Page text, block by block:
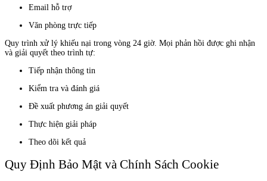
Email hỗ trợ
Văn phòng trực tiếp
Quy trình xử lý khiếu nại trong vòng 24 giờ. Mọi phản hồi được ghi nhận
và giải quyết theo trình tự:
Tiếp nhận thông tin
Kiểm tra và đánh giá
Đề xuất phương án giải quyết
Thực hiện giải pháp
Theo dõi kết quả
Quy Định Bảo Mật và Chính Sách Cookie